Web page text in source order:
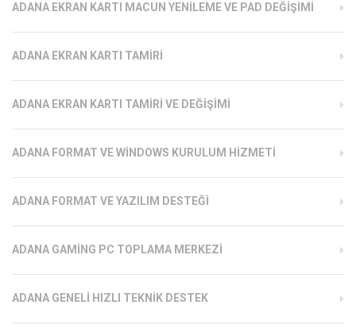
ADANA EKRAN KARTI MACUN YENILEME VE PAD DEĞIŞIMI
ADANA EKRAN KARTI TAMIRI
ADANA EKRAN KARTI TAMIRI VE DEĞIŞIMI
ADANA FORMAT VE WINDOWS KURULUM HIZMETI
ADANA FORMAT VE YAZILIM DESTEĞI
ADANA GAMING PC TOPLAMA MERKEZI
ADANA GENELI HIZLI TEKNIK DESTEK